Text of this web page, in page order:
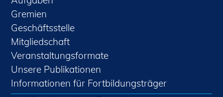
Gremien
Geschäftsstelle
Mitgliedschaft
Veranstaltungsformate
Unsere Publikationen
Informationen für Fortbildungsträger